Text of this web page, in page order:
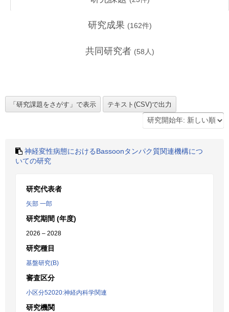
研究成果 (162件)
共同研究者 (58 人)
神経変性病態におけるBassoonタンパク質関連機構につ
いての研究
研究代表者
矢部 一郎
研究期間 (年度)
2026 – 2028
研究種目
基盤研究(B)
審査区分
小区分52020:神経内科学関連
研究機関